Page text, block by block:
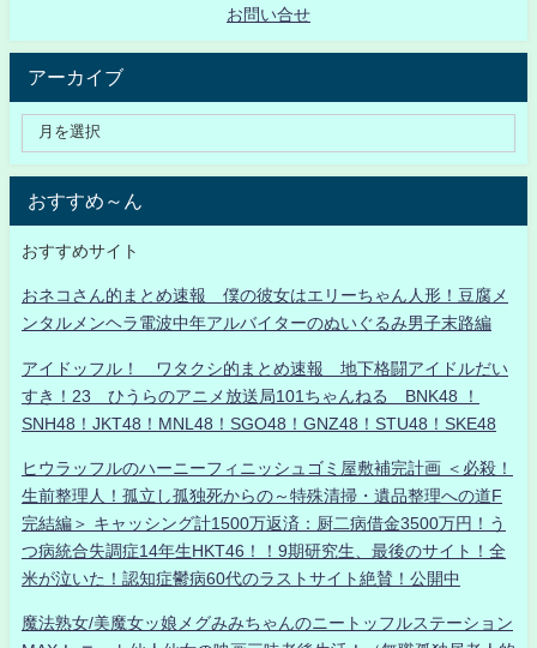
お問い合せ
アーカイブ
おすすめ～ん
おすすめサイト
おネコさん的まとめ速報 僕の彼女はエリーちゃん人形！豆腐メ
ンタルメンヘラ電波中年アルバイターのぬいぐるみ男子末路編
アイドッフル！ ワタクシ的まとめ速報 地下格闘アイドルだい
すき！23 ひうらのアニメ放送局101ちゃんねる BNK48 ！
SNH48！JKT48！MNL48！SGO48！GNZ48！STU48！SKE48
ヒウラッフルのハーニーフィニッシュゴミ屋敷補完計画 ＜必殺！
生前整理人！孤立し孤独死からの～特殊清掃・遺品整理への道F
完結編＞ キャッシング計1500万返済：厨二病借金3500万円！う
つ病統合失調症14年生HKT46！！9期研究生、最後のサイト！全
米が泣いた！認知症鬱病60代のラストサイト絶賛！公開中
魔法熟女/美魔女ッ娘メグみみちゃんのニートッフルステーション